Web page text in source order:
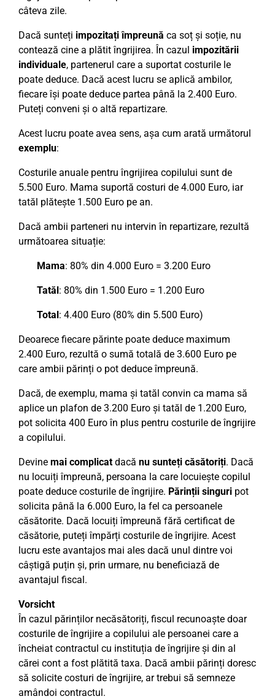
câteva zile.
Dacă sunteți impozitați împreună ca soț și soție, nu
contează cine a plătit îngrijirea. În cazul impozitării
individuale, partenerul care a suportat costurile le
poate deduce. Dacă acest lucru se aplică ambilor,
fiecare își poate deduce partea până la 2.400 Euro.
Puteți conveni și o altă repartizare.
Acest lucru poate avea sens, așa cum arată următorul
exemplu:
Costurile anuale pentru îngrijirea copilului sunt de
5.500 Euro. Mama suportă costuri de 4.000 Euro, iar
tatăl plătește 1.500 Euro pe an.
Dacă ambii parteneri nu intervin în repartizare, rezultă
următoarea situație:
Mama: 80% din 4.000 Euro = 3.200 Euro
Tatăl: 80% din 1.500 Euro = 1.200 Euro
Total: 4.400 Euro (80% din 5.500 Euro)
Deoarece fiecare părinte poate deduce maximum
2.400 Euro, rezultă o sumă totală de 3.600 Euro pe
care ambii părinți o pot deduce împreună.
Dacă, de exemplu, mama și tatăl convin ca mama să
aplice un plafon de 3.200 Euro și tatăl de 1.200 Euro,
pot solicita 400 Euro în plus pentru costurile de îngrijire
a copilului.
Devine mai complicatdacă nu sunteți căsătoriți. Dacă
nu locuiți împreună, persoana la care locuiește copilul
poate deduce costurile de îngrijire. Părinții singuri pot
solicita până la 6.000 Euro, la fel ca persoanele
căsătorite. Dacă locuiți împreună fără certificat de
căsătorie, puteți împărți costurile de îngrijire. Acest
lucru este avantajos mai ales dacă unul dintre voi
câștigă puțin și, prin urmare, nu beneficiază de
avantajul fiscal.
Vorsicht
În cazul părinților necăsătoriți, fiscul recunoaște doar
costurile de îngrijire a copilului ale persoanei care a
încheiat contractul cu instituția de îngrijire și din al
cărei cont a fost plătită taxa. Dacă ambii părinți doresc
să solicite costuri de îngrijire, ar trebui să semneze
amândoi contractul.